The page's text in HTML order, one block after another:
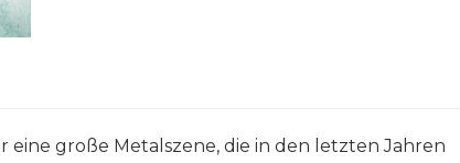
große Metalszene, die in den letzten Jahren